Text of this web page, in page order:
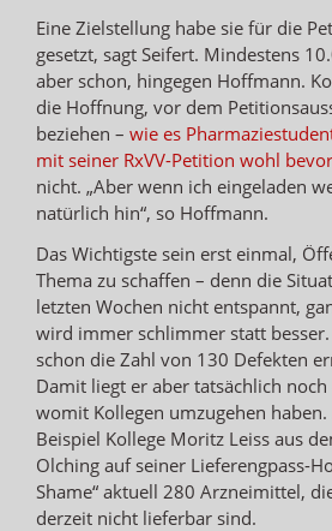
Eine Zielstellung habe sie für die
gesetzt, sagt Seifert. Mindestens
aber schon, hingegen Hoffmann.
die Hoffnung, vor dem
beziehen – wie es
mit seiner RxVV-Petition wohl
nicht. „Aber wenn ich eingeladen
natürlich hin“, so Hoffmann.
Das Wichtigste sein erst einmal,
Thema zu schaffen – denn die
letzten Wochen nicht entspannt,
wird immer schlimmer statt
schon die Zahl von 130 Defekten
Damit liegt er aber tatsächlich
womit Kollegen umzugehen
Beispiel Kollege Moritz Leiss aus
Olching auf seiner Lieferengpass-
Shame“ aktuell 280 Arzneimittel,
derzeit nicht lieferbar sind.